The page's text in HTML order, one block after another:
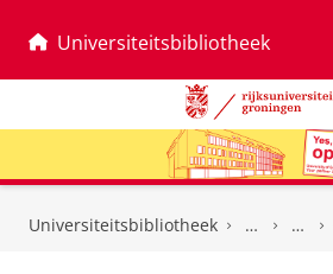
Universiteitsbibliotheek
Universiteitsbibliotheek